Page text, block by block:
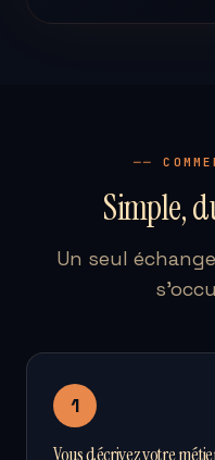
──
Simple,
Un seul
1
Vous décrivez votre